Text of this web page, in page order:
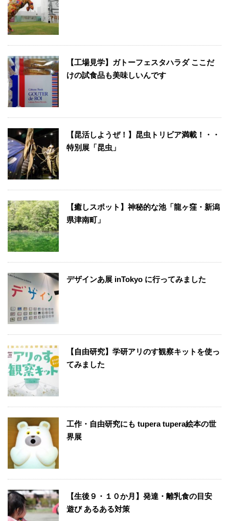
【工場見学】ガトーフェスタハラダ ここだ
けの試食品も美味しいんです
【昆活しようぜ！】昆虫トリビア満載！・・
特別展「昆虫」
【癒しスポット】神秘的な池「龍ヶ窪・新潟
県津南町」
デザインあ展 inTokyo に行ってみました
【自由研究】学研アリのす観察キットを使っ
てみました
工作・自由研究にも tupera tupera絵本の世
界展
【生後９・１０か月】発達・離乳食の目安
遊び あるある対策